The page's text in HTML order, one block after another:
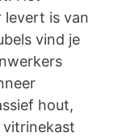
levert is van
vind je
hout,
vitrinekast